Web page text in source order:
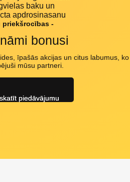
priekšrocības -
bonusi
īpašās akcijas un citus labumus, ko
mūsu partneri.